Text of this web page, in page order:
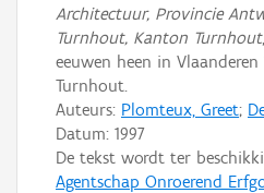
Architectuur, Provincie
Turnhout, Kanton Turnhout
eeuwen heen in Vlaanderen
Turnhout.
Auteurs: Plomteux, Greet;
Datum: 1997
De tekst wordt ter
Agentschap Onroerend